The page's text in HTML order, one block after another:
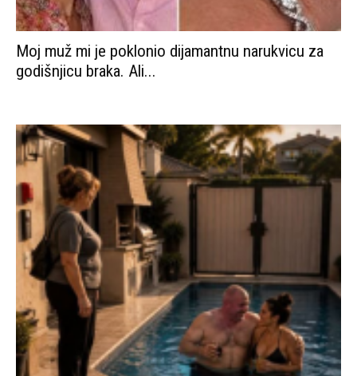
Moj muž mi je poklonio dijamantnu narukvicu za
godišnjicu braka. Ali...